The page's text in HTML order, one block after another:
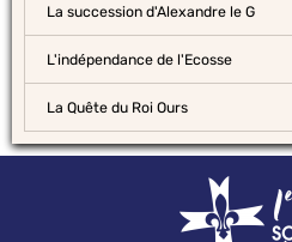
La succession d'Alexandre le G
L'indépendance de l'Ecosse
La Quête du Roi Ours